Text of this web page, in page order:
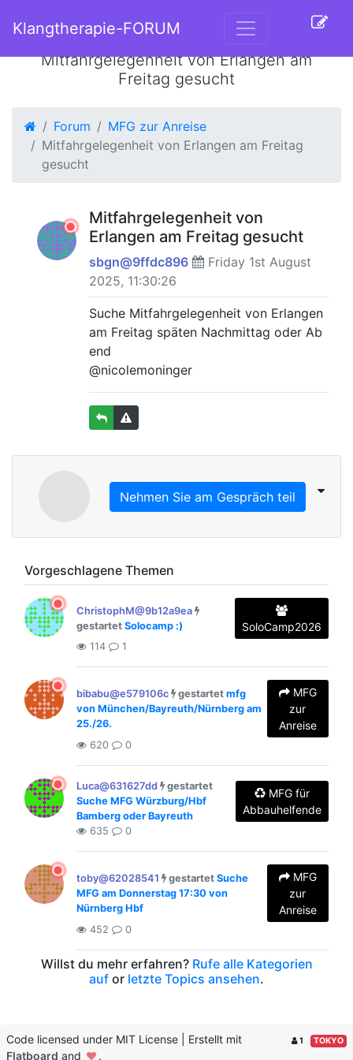
Klangtherapie-FORUM
Mitfahrgelegenheit von Erlangen am
Freitag gesucht
Forum
MFG zur Anreise
Mitfahrgelegenheit von Erlangen am Freitag
gesucht
Mitfahrgelegenheit von
Erlangen am Freitag gesucht
sbgn@9ffdc896
Friday 1st August
2025, 11:30:26
Suche Mitfahrgelegenheit von Erlangen
am Freitag späten Nachmittag oder Ab
end
@nicolemoninger
Nehmen Sie am Gespräch teil
Vorgeschlagene Themen
ChristophM@9b12a9ea
gestartet Solocamp :) SoloCamp2026
114 1
bibabu@e579106c gestartet mfg
von München/Bayreuth/Nürnberg am
25./26.
MFG
zur
Anreise
620 0
Luca@631627dd
gestartet
Suche MFG Würzburg/Hbf
Bamberg oder Bayreuth
MFG für
Abbauhelfende
635 0
toby@62028541 gestartet Suche
MFG am Donnerstag 17:30 von
Nürnberg Hbf
MFG
zur
Anreise
452 0
Willst du mehr erfahren? Rufe alle Kategorien
auf or letzte Topics ansehen.
1 TOKYO
Code licensed under MIT License | Erstellt mit
Flatboard and .